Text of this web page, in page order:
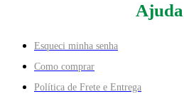
Ajuda
Esqueci minha senha
Como comprar
Política de Frete e Entrega